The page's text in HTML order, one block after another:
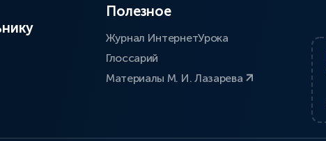
Полезное
Журнал ИнтернетУрока
Глоссарий
Материалы М. И. Лазарева